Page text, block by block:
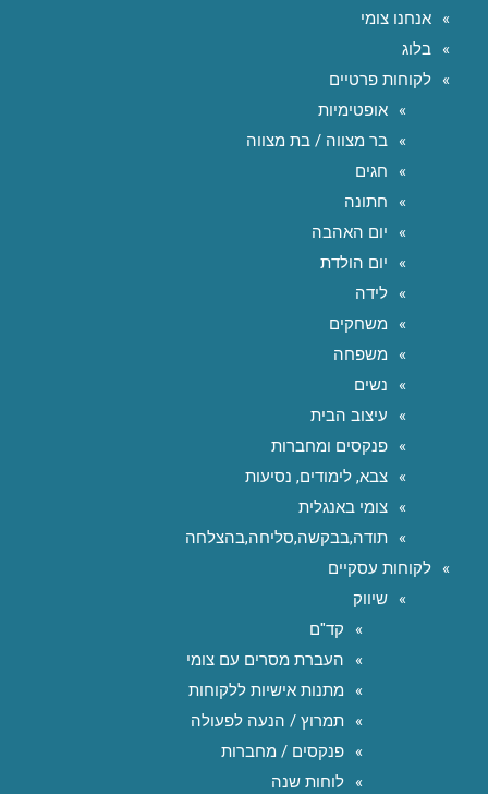
אנחנו צומי
בלוג
לקוחות פרטיים
אופטימיות
בר מצווה / בת מצווה
חגים
חתונה
יום האהבה
יום הולדת
לידה
משחקים
משפחה
נשים
עיצוב הבית
פנקסים ומחברות
צבא, לימודים, נסיעות
צומי באנגלית
תודה,בבקשה,סליחה,בהצלחה
לקוחות עסקיים
שיווק
קד"ם
העברת מסרים עם צומי
מתנות אישיות ללקוחות
תמרוץ / הנעה לפעולה
פנקסים / מחברות
לוחות שנה